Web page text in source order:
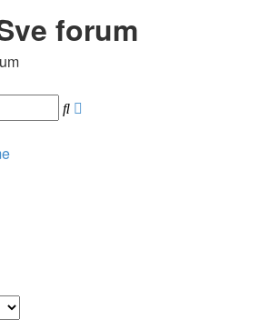
forum
Pretražnik